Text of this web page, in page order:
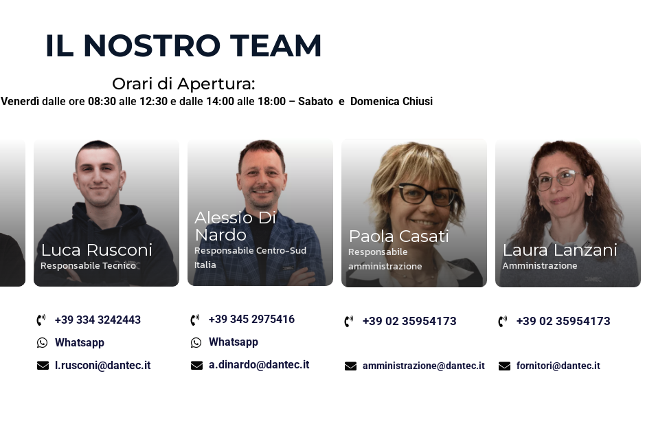
IL NOSTRO TEAM
Orari di Apertura:
Venerdìdalle ore 08:30alle 12:30e dalle 14:00alle 18:00– Sabato e Domenica Chiusi
Luca Rusconi
Responsabile Tecnico
+39 334 3242443
Whatsapp
l.rusconi@dantec.it
Alessio Di
Nardo
Responsabile Centro-Sud
Italia
+39 345 2975416
Whatsapp
a.dinardo@dantec.it
Paola Casati
Responsabile
amministrazione
+39 02 35954173
amministrazione@dantec.it
Laura Lanzani
Amministrazione
+39 02 35954173
fornitori@dantec.it